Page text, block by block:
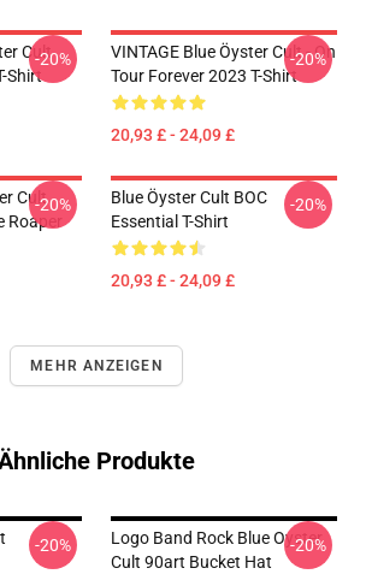
Cult
Shirt
-20%
VINTAGE Blue Öyster Cult - On
Tour Forever 2023 T-Shirt
20,93 £ - 24,09 £
-20%
Cult-20%
Blue Öyster Cult BOC
Essential T-Shirt
20,93 £ - 24,09 £
-20%
MEHR ANZEIGEN
Produkte
-20%
Logo Band Rock Blue Oyster
Cult 90art Bucket Hat
-20%